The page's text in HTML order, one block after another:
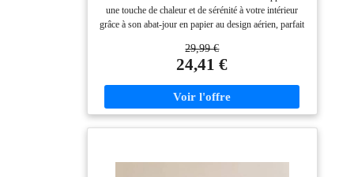
Réglable - Pour Salon, Chambre
une touche de chaleur et de sérénité à votre intérieur
grâce à son abat-jour en papier au design aérien, parfait
FACILEMENT AJUSTABLE : Adaptez parfaitement
la suspension à la configuration de votre pièce, au-
câble réglable. LÉGÈRE ET FACILE À INSTALLER
: Sa conception alliant une structure en métal et un
VIE : Avec son diamètre de 58 cm, cette suspension
29,99 €
24,41 €